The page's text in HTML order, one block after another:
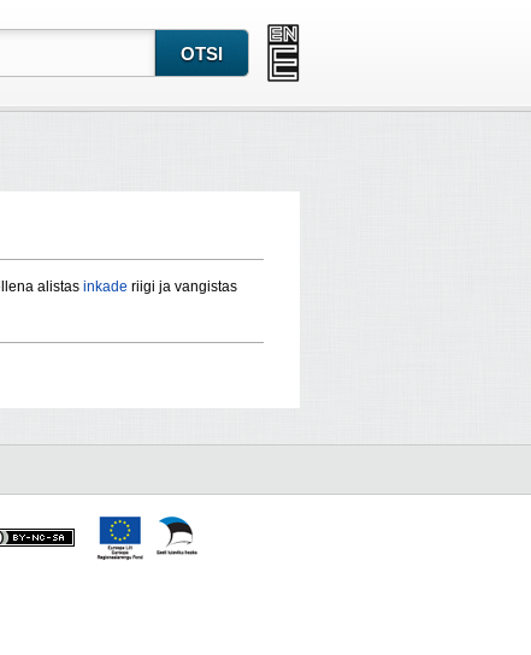
alistas inkade riigi ja vangistas